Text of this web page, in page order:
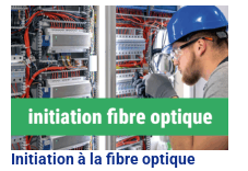
Initiation à la fibre optique